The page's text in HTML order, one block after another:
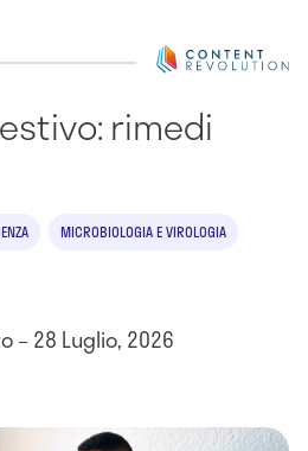
rimedi
MICROBIOLOGIA E VIROLOGIA
– 28 Luglio, 2026